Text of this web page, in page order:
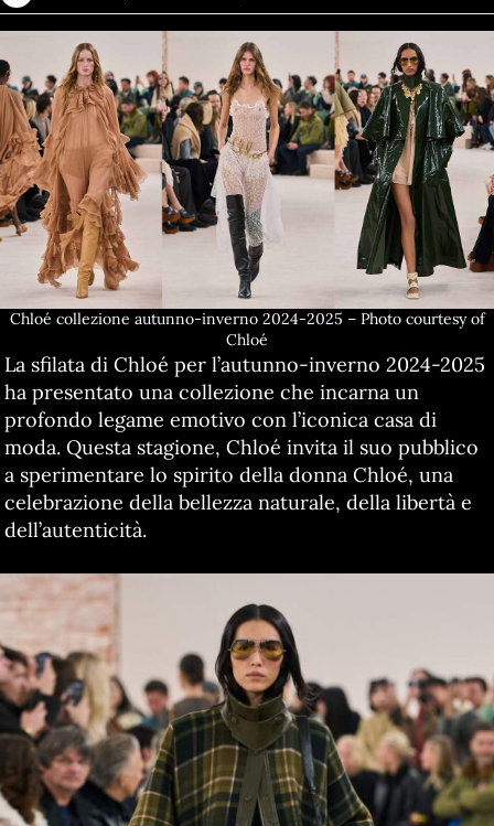
Chloé collezione autunno-inverno 2024-2025 – Photo courtesy of
Chloé
La sfilata di Chloé per l’autunno-inverno 2024-2025
ha presentato una collezione che incarna un
profondo legame emotivo con l’iconica casa di
moda. Questa stagione, Chloé invita il suo pubblico
a sperimentare lo spirito della donna Chloé, una
celebrazione della bellezza naturale, della libertà e
dell’autenticità.